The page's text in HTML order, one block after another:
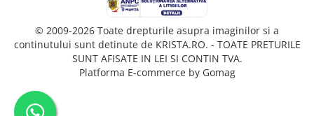
© 2009-2026 Toate drepturile asupra imaginilor si a
continutului sunt detinute de KRISTA.RO. - TOATE PRETURILE
SUNT AFISATE IN LEI SI CONTIN TVA.
Platforma E-commerce by Gomag